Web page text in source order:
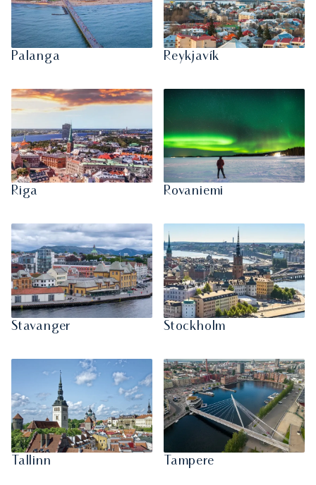
Palanga Reykjavík
Riga Rovaniemi
Stavanger Stockholm
Tallinn Tampere